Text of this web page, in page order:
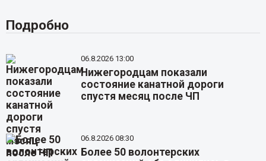
Подробно
06.8.2026 13:00
Нижегородцам показали
состояние канатной дороги
спустя месяц после ЧП
06.8.2026 08:30
Более 50 волонтерских